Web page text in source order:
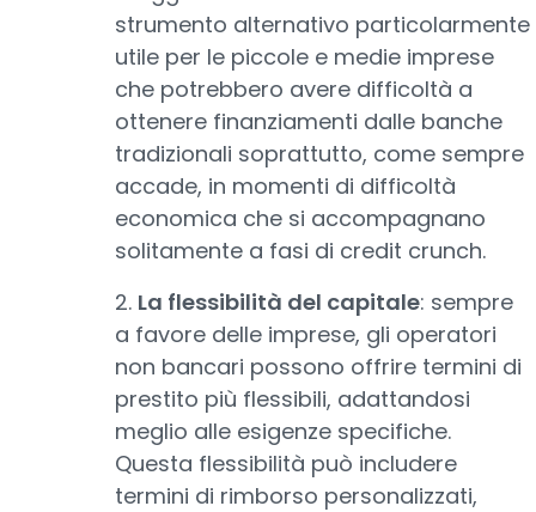
strumento alternativo particolarmente
utile per le piccole e medie imprese
che potrebbero avere difficoltà a
ottenere finanziamenti dalle banche
tradizionali soprattutto, come sempre
accade, in momenti di difficoltà
economica che si accompagnano
solitamente a fasi di credit crunch.
2. La flessibilità del capitale: sempre
a favore delle imprese, gli operatori
non bancari possono offrire termini di
prestito più flessibili, adattandosi
meglio alle esigenze specifiche.
Questa flessibilità può includere
termini di rimborso personalizzati,